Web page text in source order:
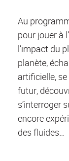
Au
pour jouer à
l’impact du
planète,
artificielle,
futur,
s’interroger
encore
des fluides…